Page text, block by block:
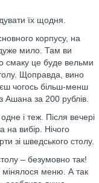
їх щодня.
корпусу, на
дуже мило. Там ви
смаку це буде вельми
Щоправда, вино
чогось більш-менш
Ашана за 200 рублів.
і теж. Після вечері
на вибір. Нічого
зі шведського столу.
– безумовно так!
меню. А так